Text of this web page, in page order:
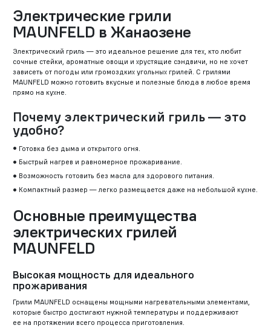
Электрические грили
MAUNFELD в Жанаозене
Электрический гриль — это идеальное решение для тех, кто любит
сочные стейки, ароматные овощи и хрустящие сэндвичи, но не хочет
зависеть от погоды или громоздких угольных грилей. С грилями
MAUNFELD можно готовить вкусные и полезные блюда в любое время
прямо на кухне.
Почему электрический гриль — это
удобно?
Готовка без дыма и открытого огня.
Быстрый нагрев и равномерное прожаривание.
Возможность готовить без масла для здорового питания.
Компактный размер — легко размещается даже на небольшой кухне.
Основные преимущества
электрических грилей
MAUNFELD
Высокая мощность для идеального
прожаривания
Грили MAUNFELD оснащены мощными нагревательными элементами,
которые быстро достигают нужной температуры и поддерживают
ее на протяжении всего процесса приготовления.